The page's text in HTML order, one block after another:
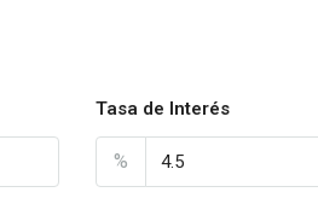
Tasa de Interés
%